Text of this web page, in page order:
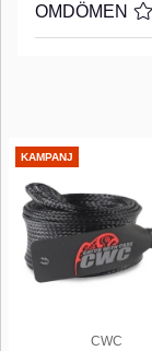
OMDÖMEN
KAMPANJ
CWC